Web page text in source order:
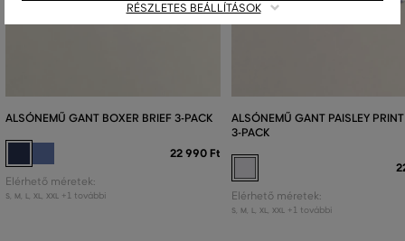
ALSÓNEMŰ GANT BOXER BRIEF 3-PACK
22 990 Ft
Elérhető méretek:
S M L XL XXL +1 további
ALSÓNEMŰ GANT PAISLEY
3-PACK
Elérhető méretek:
S M L XL XXL +1 további
RÉSZLETES BEÁLLÍTÁSOK